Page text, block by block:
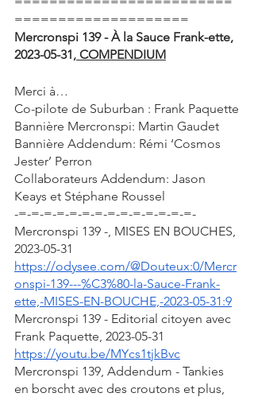
====================
Mercronspi 139 - À la Sauce Frank-ette,
2023-05-31, COMPENDIUM
Merci à…
Co-pilote de Suburban : Frank Paquette
Bannière Mercronspi: Martin Gaudet
Bannière Addendum: Rémi ‘Cosmos
Jester’ Perron
Collaborateurs Addendum: Jason
Keays et Stéphane Roussel
-=-=-=-=-=-=-=-=-=-=-=-=-=-=-
Mercronspi 139 -, MISES EN BOUCHES,
2023-05-31
https://odysee.com/@Douteux:0/Mercr
onspi-139---%C3%80-la-Sauce-Frank-
ette,-MISES-EN-BOUCHE,-2023-05-31:9
Mercronspi 139 - Editorial citoyen avec
Frank Paquette, 2023-05-31
https://youtu.be/MYcs1tjkBvc
Mercronspi 139, Addendum - Tankies
en borscht avec des croutons et plus,